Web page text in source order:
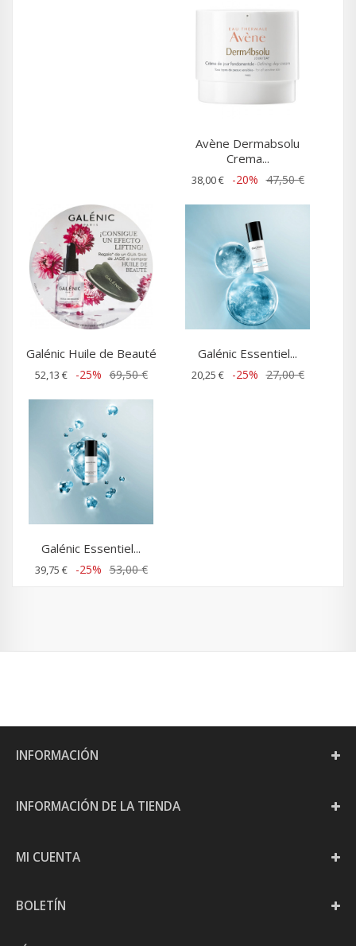
Avène Dermabsolu
Crema...
38,00 € -20% 47,50 €
Galénic Huile de Beauté
52,13 € -25% 69,50 €
Galénic Essentiel...
20,25 € -25% 27,00 €
Galénic Essentiel...
39,75 € -25% 53,00 €
INFORMACIÓN
INFORMACIÓN DE LA TIENDA
MI CUENTA
BOLETÍN